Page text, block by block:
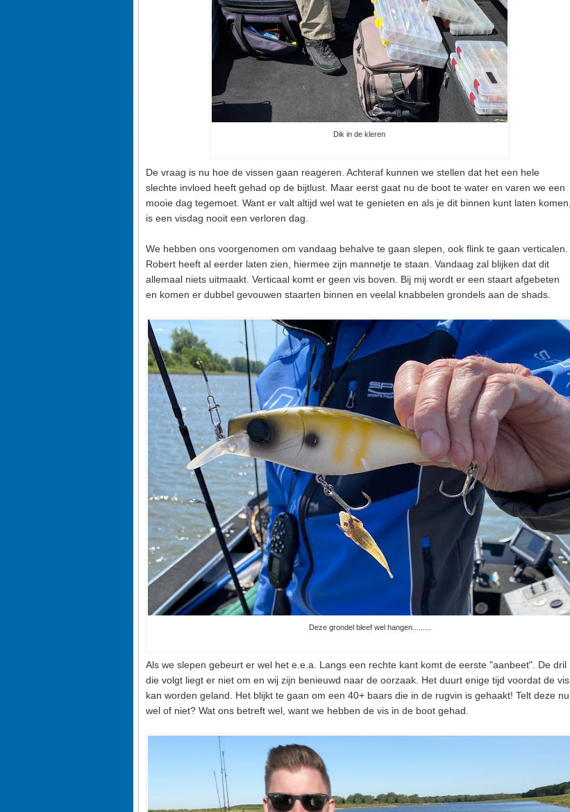
Dik in de kleren
De vraag is nu hoe de vissen gaan reageren. Achteraf kunnen we stellen dat het een hele
slechte invloed heeft gehad op de bijtlust. Maar eerst gaat nu de boot te water en varen we een
mooie dag tegemoet. Want er valt altijd wel wat te genieten en als je dit binnen kunt laten komen,
is een visdag nooit een verloren dag.
We hebben ons voorgenomen om vandaag behalve te gaan slepen, ook flink te gaan verticalen.
Robert heeft al eerder laten zien, hiermee zijn mannetje te staan. Vandaag zal blijken dat dit
allemaal niets uitmaakt. Verticaal komt er geen vis boven. Bij mij wordt er een staart afgebeten
en komen er dubbel gevouwen staarten binnen en veelal knabbelen grondels aan de shads.
Deze grondel bleef wel hangen.........
Als we slepen gebeurt er wel het e.e.a. Langs een rechte kant komt de eerste "aanbeet". De dril
die volgt liegt er niet om en wij zijn benieuwd naar de oorzaak. Het duurt enige tijd voordat de vis
kan worden geland. Het blijkt te gaan om een 40+ baars die in de rugvin is gehaakt! Telt deze nu
wel of niet? Wat ons betreft wel, want we hebben de vis in de boot gehad.